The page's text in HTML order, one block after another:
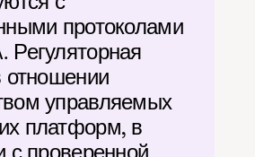
протоколами
Регуляторная
отношении
управляемых
платформ, в
с проверенной